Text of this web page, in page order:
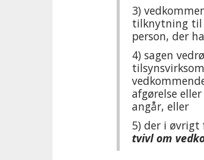
3)
tilknytning til
person, der
4) sagen
afgørelse
angår, eller
5) der i øvrigt
tvivl om